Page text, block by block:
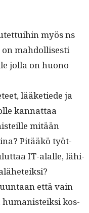
myös ns
mah­dol­lis­es­ti
jol­la on huono
lääketiede ja
kan­nat­taa
mitään
Pitääkö työt­
IT-alalle, lähi­
että vain
human­is­teik­si kos­